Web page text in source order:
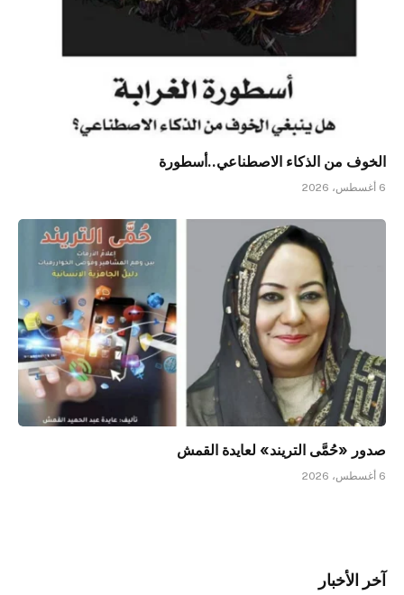
الخوف من الذكاء الاصطناعي..أسطورة
6 أغسطس، 2026
صدور «حُمَّى التريند» لعايدة القمش
6 أغسطس، 2026
آخر الأخبار